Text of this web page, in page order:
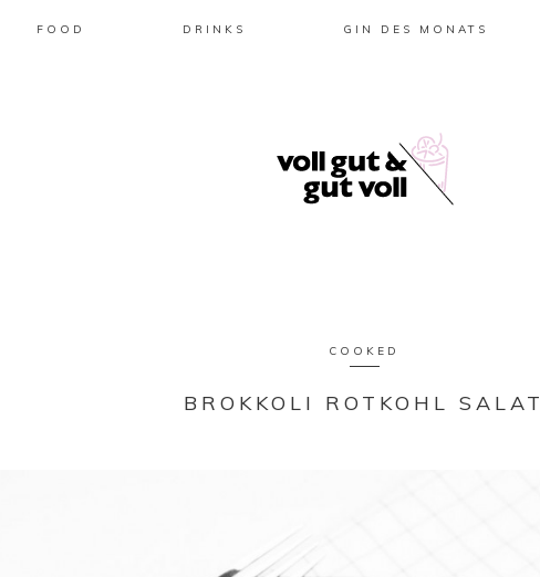
FOOD DRINKS GIN DES MONATS
COOKED
BROKKOLI ROTKOHL SALAT